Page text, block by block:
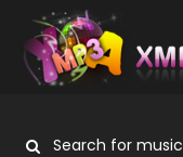
Search for music